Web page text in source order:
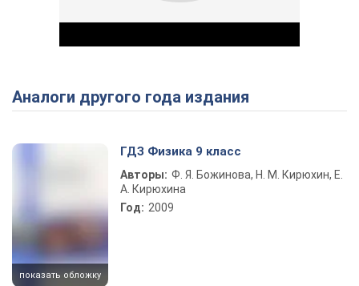
Play Video
Аналоги другого года издания
показать обложку
ГДЗ Физика 9 класс
Авторы: Ф. Я. Божинова, Н. М. Кирюхин, Е.
А. Кирюхина
Год: 2009